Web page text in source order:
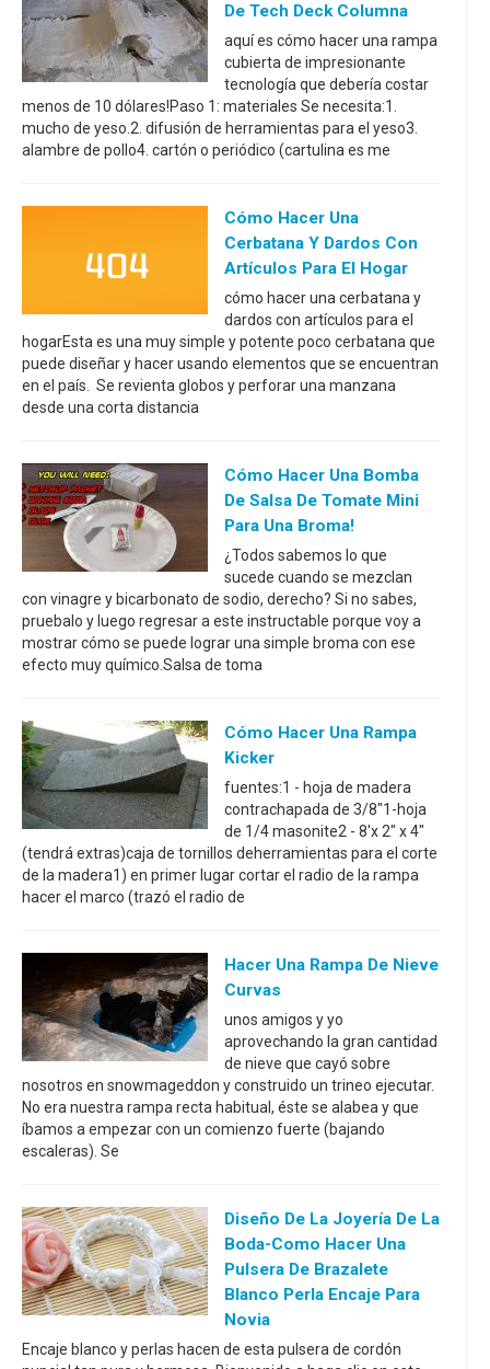
De Tech Deck Columna
aquí es cómo hacer una rampa
cubierta de impresionante
tecnología que debería costar
menos de 10 dólares!Paso 1: materiales Se necesita:1.
mucho de yeso.2. difusión de herramientas para el yeso3.
alambre de pollo4. cartón o periódico (cartulina es me
Cómo Hacer Una
Cerbatana Y Dardos Con
Artículos Para El Hogar
cómo hacer una cerbatana y
dardos con artículos para el
hogarEsta es una muy simple y potente poco cerbatana que
puede diseñar y hacer usando elementos que se encuentran
en el país. Se revienta globos y perforar una manzana
desde una corta distancia
Cómo Hacer Una Bomba
De Salsa De Tomate Mini
Para Una Broma!
¿Todos sabemos lo que
sucede cuando se mezclan
con vinagre y bicarbonato de sodio, derecho? Si no sabes,
pruebalo y luego regresar a este instructable porque voy a
mostrar cómo se puede lograr una simple broma con ese
efecto muy químico.Salsa de toma
Cómo Hacer Una Rampa
Kicker
fuentes:1 - hoja de madera
contrachapada de 3/8"1-hoja
de 1/4 masonite2 - 8'x 2" x 4"
(tendrá extras)caja de tornillos deherramientas para el corte
de la madera1) en primer lugar cortar el radio de la rampa
hacer el marco (trazó el radio de
Hacer Una Rampa De Nieve
Curvas
unos amigos y yo
aprovechando la gran cantidad
de nieve que cayó sobre
nosotros en snowmageddon y construido un trineo ejecutar.
No era nuestra rampa recta habitual, éste se alabea y que
íbamos a empezar con un comienzo fuerte (bajando
escaleras). Se
Diseño De La Joyería De La
Boda-Como Hacer Una
Pulsera De Brazalete
Blanco Perla Encaje Para
Novia
Encaje blanco y perlas hacen de esta pulsera de cordón